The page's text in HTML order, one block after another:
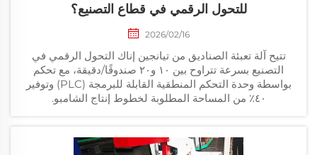
للتحول الرقمي في قطاع التصنيع؟
2026/02/16
تتيح آلة تعبئة الصناديق من تيانجين إناك التحول الرقمي في
التصنيع بسرعة تتراوح بين ١٠ و٢٠ صندوقًا/دقيقة، مع تحكم
بواسطة وحدة التحكم المنطقية القابلة للبرمجة (PLC) وتوفير
٤٠٪ من المساحة المطلوبة لخطوط إنتاج الشامبو.